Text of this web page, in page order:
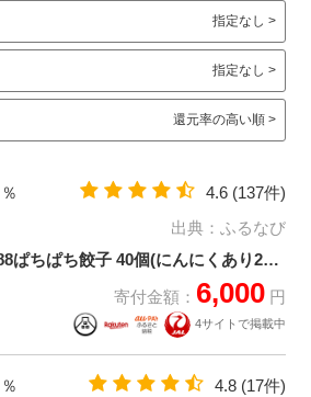
指定なし >
指定なし >
還元率の高い順 >
％ 4.6 (137件)
出典： ふるなび
浜松餃子 88ぱちぱち餃子 40個(にんにくあり20個・にんにくなし20個)
寄付金額： 6,000 円
4サイトで掲載中
％ 4.8 (17件)